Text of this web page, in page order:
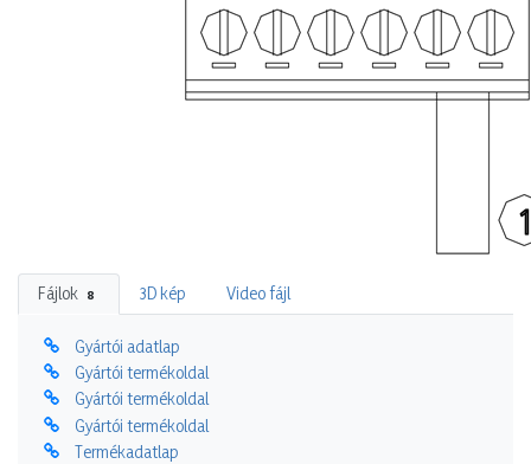
Fájlok 8 3D kép Video fájl
Gyártói adatlap
Gyártói termékoldal
Gyártói termékoldal
Gyártói termékoldal
Termékadatlap